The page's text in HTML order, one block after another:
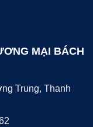
MẠI BÁCH
Trung, Thanh